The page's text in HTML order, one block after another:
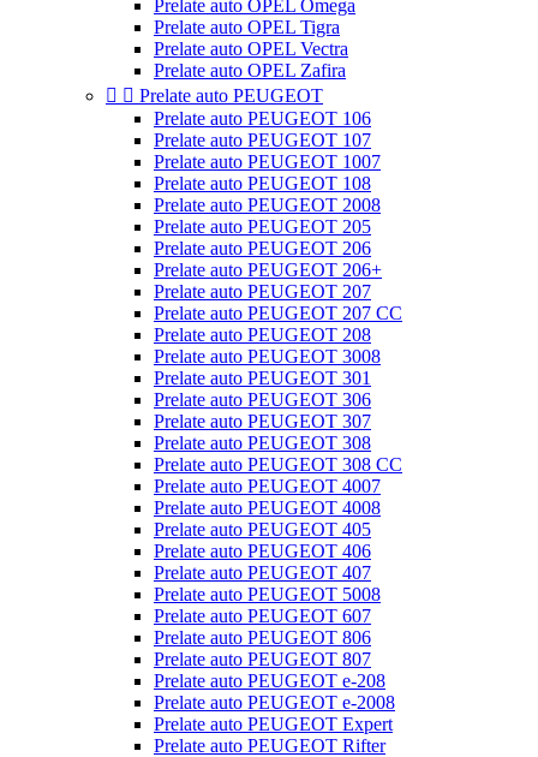
Prelate auto OPEL Omega
Prelate auto OPEL Tigra
Prelate auto OPEL Vectra
Prelate auto OPEL Zafira
  Prelate auto PEUGEOT
Prelate auto PEUGEOT 106
Prelate auto PEUGEOT 107
Prelate auto PEUGEOT 1007
Prelate auto PEUGEOT 108
Prelate auto PEUGEOT 2008
Prelate auto PEUGEOT 205
Prelate auto PEUGEOT 206
Prelate auto PEUGEOT 206+
Prelate auto PEUGEOT 207
Prelate auto PEUGEOT 207 CC
Prelate auto PEUGEOT 208
Prelate auto PEUGEOT 3008
Prelate auto PEUGEOT 301
Prelate auto PEUGEOT 306
Prelate auto PEUGEOT 307
Prelate auto PEUGEOT 308
Prelate auto PEUGEOT 308 CC
Prelate auto PEUGEOT 4007
Prelate auto PEUGEOT 4008
Prelate auto PEUGEOT 405
Prelate auto PEUGEOT 406
Prelate auto PEUGEOT 407
Prelate auto PEUGEOT 5008
Prelate auto PEUGEOT 607
Prelate auto PEUGEOT 806
Prelate auto PEUGEOT 807
Prelate auto PEUGEOT e-208
Prelate auto PEUGEOT e-2008
Prelate auto PEUGEOT Expert
Prelate auto PEUGEOT Rifter